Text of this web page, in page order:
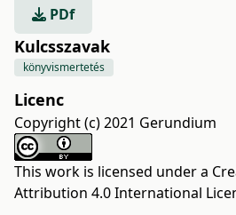
PDf
Kulcsszavak
könyvismertetés
Licenc
Copyright (c) 2021 Gerundium
This work is licensed under a
Attribution 4.0 International